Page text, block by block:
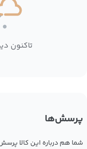
تاکنون
پرسش‌ها
شما هم درباره این کالا